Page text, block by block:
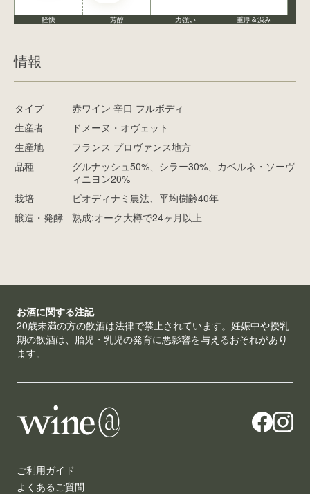
軽快 芳醇 力強い 重厚＆渋み
情報
タイプ
赤ワイン 辛口 フルボディ
生産者
ドメーヌ・オヴェット
生産地
フランス プロヴァンス地方
品種
グルナッシュ50%、シラー30%、カベルネ・ソーヴ
ィニヨン20%
栽培
ビオディナミ農法、平均樹齢40年
醸造・発酵
熟成:オーク大樽で24ヶ月以上
お酒に関する注記
20歳未満の方の飲酒は法律で禁止されています。妊娠中や授乳
期の飲酒は、胎児・乳児の発育に悪影響を与えるおそれがあり
ます。
ご利用ガイド
よくあるご質問